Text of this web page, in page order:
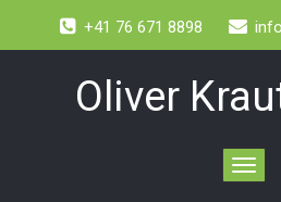
+41 76 671 8898
Oliver
Toggle